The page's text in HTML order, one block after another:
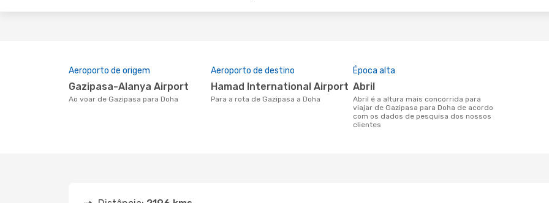
Aeroporto de origem
Gazipasa-Alanya Airport
Ao voar de Gazipasa para Doha
Aeroporto de destino
Hamad International Airport
Para a rota de Gazipasa a Doha
Época alta
abril
abril é a altura mais concorrida para
viajar de Gazipasa para Doha de acordo
com os dados de pesquisa dos nossos
clientes